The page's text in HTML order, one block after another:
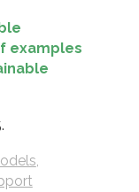
examples
.
,